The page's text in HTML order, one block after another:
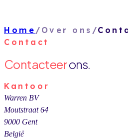
Home / Over ons /
Contact
Contacteerons.
Kantoor
Warren BV
Moutstraat 64
9000 Gent
België